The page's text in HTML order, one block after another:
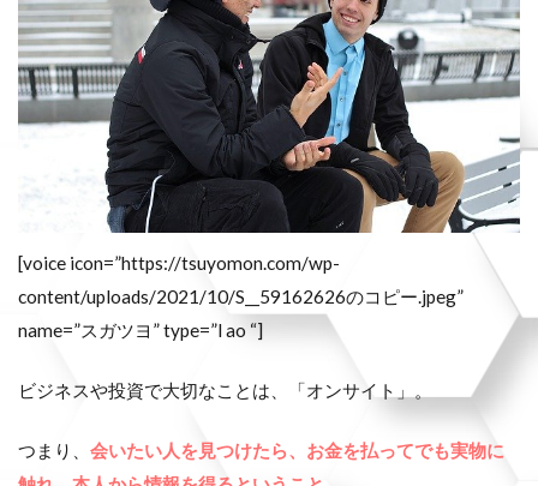
[voice icon=”https://tsuyomon.com/wp-
content/uploads/2021/10/S__59162626のコピー.jpeg”
name=”スガツヨ” type=”l ao “]
ビジネスや投資で大切なことは、「オンサイト」。
つまり、 会いたい人を見つけたら、お金を払ってでも実物に